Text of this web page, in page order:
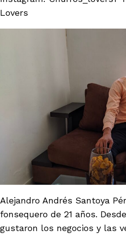
Lovers
Alejandro Andrés Santoya
fonsequero de 21 años.
gustaron los negocios y las